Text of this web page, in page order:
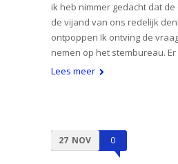
ik heb nimmer gedacht dat
de vijand van ons redelijk
ontpoppen Ik ontving de
nemen op het stembureau.
Lees meer
27 NOV 0